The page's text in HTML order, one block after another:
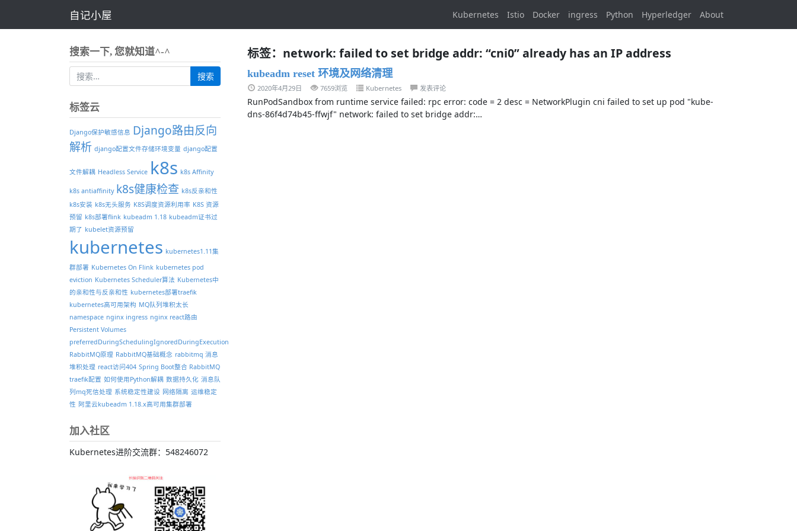
自记小屋 Kubernetes Istio Docker ingress Python Hyperledger About
标签：network: failed to set bridge addr: “cni0” already has an IP address
kubeadm reset 环境及网络清理
2020年4月29日 7659浏览 Kubernetes 发表评论
RunPodSandbox from runtime service failed: rpc error: code = 2 desc = NetworkPlugin cni failed to set up pod "kube-
dns-86f4d74b45-ffwjf" network: failed to set bridge addr:…
搜索一下, 您就知道^-^
标签云
Django保护敏感信息 Django路由反向
解析 django配置文件存储环境变量 django配置
文件解耦 Headless Service k8s k8s Affinity
k8s antiaffinity k8s健康检查 k8s反亲和性
k8s安装 k8s无头服务 K8S调度资源利用率 K8S 资源
预留 k8s部署flink kubeadm 1.18 kubeadm证书过
期了 kubelet资源预留
kubernetes kubernetes1.11集
群部署 Kubernetes On Flink kubernetes pod
eviction Kubernetes Scheduler算法 Kubernetes中
的亲和性与反亲和性 kubernetes部署traefik
kubernetes高可用架构 MQ队列堆积太长
namespace nginx ingress nginx react路由
Persistent Volumes
preferredDuringSchedulingIgnoredDuringExecution
RabbitMQ原理 RabbitMQ基础概念 rabbitmq 消息
堆积处理 react访问404 Spring Boot整合 RabbitMQ
traefik配置 如何使用Python解耦 数据持久化 消息队
列mq死信处理 系统稳定性建设 网络隔离 运维稳定
性 阿里云kubeadm 1.18.x高可用集群部署
加入社区
Kubernetes进阶交流群：548246072